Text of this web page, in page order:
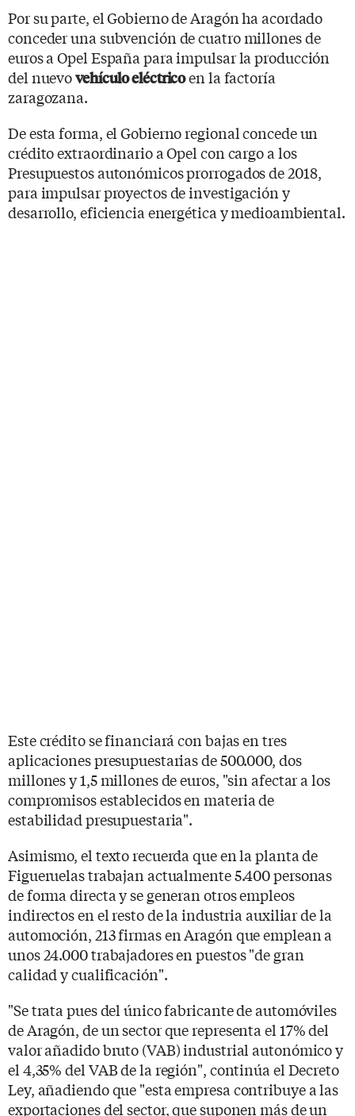
Por su parte, el Gobierno de Aragón ha acordado
conceder una subvención de cuatro millones de
euros a Opel España para impulsar la producción
del nuevovehículo eléctricoen la factoría
zaragozana.
De esta forma, el Gobierno regional concede un
crédito extraordinario a Opel con cargo a los
Presupuestos autonómicos prorrogados de 2018,
para impulsar proyectos de investigación y
desarrollo, eficiencia energética y medioambiental.
Este crédito se financiará con bajas en tres
aplicaciones presupuestarias de 500.000, dos
millones y 1,5 millones de euros, "sin afectar a los
compromisos establecidos en materia de
estabilidad presupuestaria".
Asimismo, el texto recuerda que en la planta de
Figueruelas trabajan actualmente 5.400 personas
de forma directa y se generan otros empleos
indirectos en el resto de la industria auxiliar de la
automoción, 213 firmas en Aragón que emplean a
unos 24.000 trabajadores en puestos "de gran
calidad y cualificación".
"Se trata pues del único fabricante de automóviles
de Aragón, de un sector que representa el 17% del
valor añadido bruto (VAB) industrial autonómico y
el 4,35% del VAB de la región", continúa el Decreto
Ley, añadiendo que "esta empresa contribuye a las
exportaciones del sector, que suponen más de un